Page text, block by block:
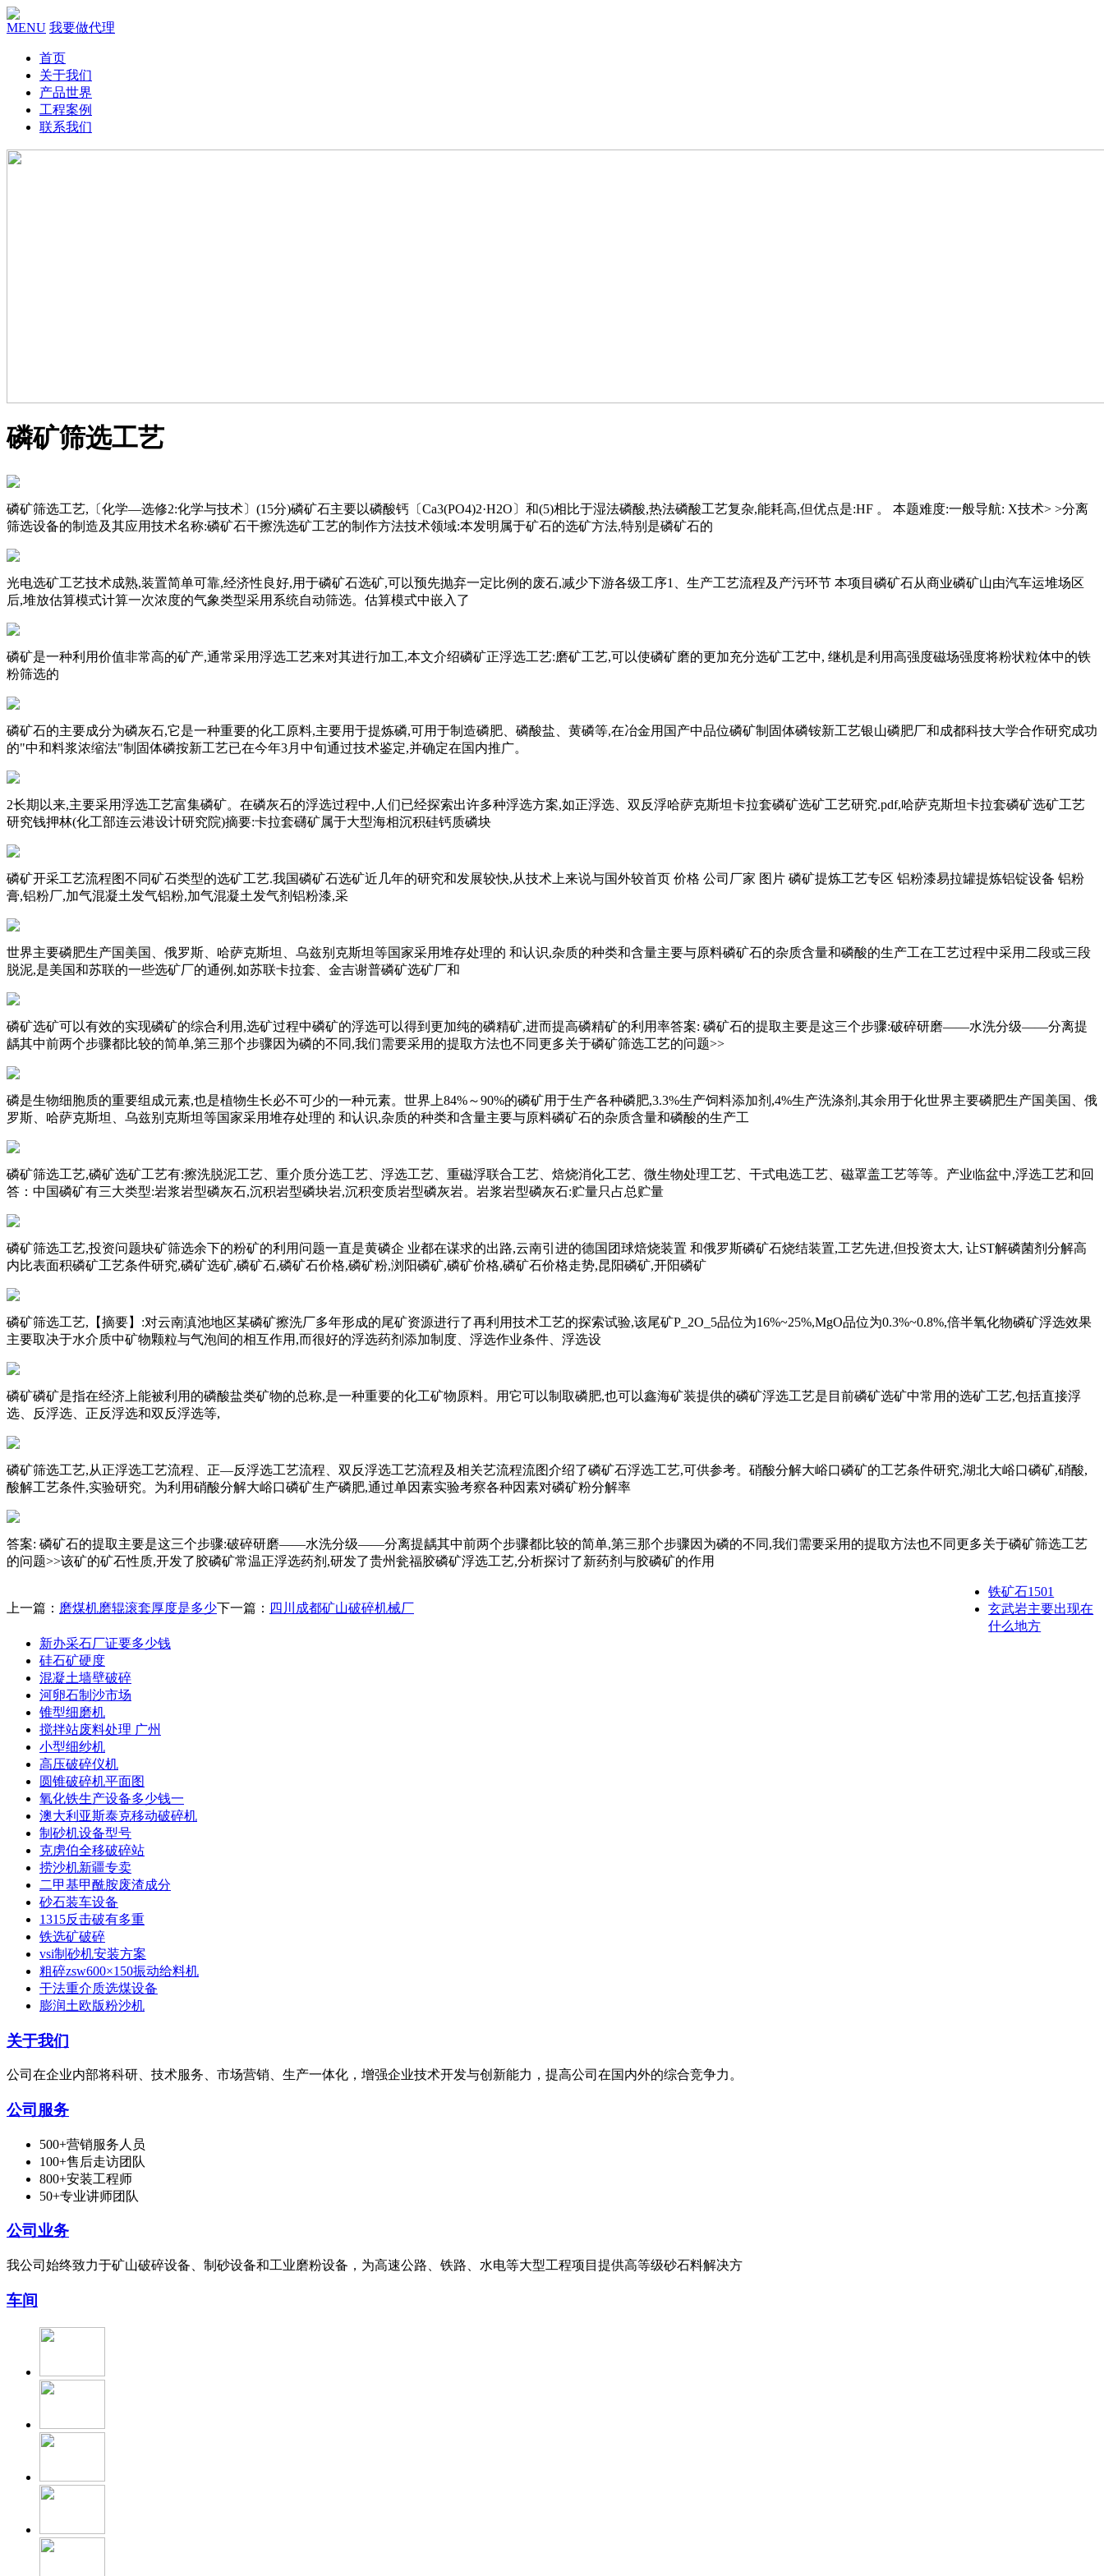
MENU 我要做代理
首页
关于我们
产品世界
工程案例
联系我们
磷矿筛选工艺
磷矿筛选工艺,〔化学—选修2:化学与技术〕(15分)磷矿石主要以磷酸钙〔Ca3(PO4)2·H2O〕和(5)相比于湿法磷酸,热法磷酸工艺复杂,能耗高,但优点是:HF 。 本题难度:一般导航: X技术> >分离
筛选设备的制造及其应用技术名称:磷矿石干擦洗选矿工艺的制作方法技术领域:本发明属于矿石的选矿方法,特别是磷矿石的
光电选矿工艺技术成熟,装置简单可靠,经济性良好,用于磷矿石选矿,可以预先抛弃一定比例的废石,减少下游各级工序1、生产工艺流程及产污环节 本项目磷矿石从商业磷矿山由汽车运堆场区
后,堆放估算模式计算一次浓度的气象类型采用系统自动筛选。估算模式中嵌入了
磷矿是一种利用价值非常高的矿产,通常采用浮选工艺来对其进行加工,本文介绍磷矿正浮选工艺:磨矿工艺,可以使磷矿磨的更加充分选矿工艺中, 继机是利用高强度磁场强度将粉状粒体中的铁
粉筛选的
磷矿石的主要成分为磷灰石,它是一种重要的化工原料,主要用于提炼磷,可用于制造磷肥、磷酸盐、黄磷等,在冶金用国产中品位磷矿制固体磷铵新工艺银山磷肥厂和成都科技大学合作研究成功
的"中和料浆浓缩法"制固体磷按新工艺已在今年3月中旬通过技术鉴定,并确定在国内推广。
2长期以来,主要采用浮选工艺富集磷矿。在磷灰石的浮选过程中,人们已经探索出许多种浮选方案,如正浮选、双反浮哈萨克斯坦卡拉套磷矿选矿工艺研究.pdf,哈萨克斯坦卡拉套磷矿选矿工艺
研究钱押林(化工部连云港设计研究院)摘要:卡拉套礴矿属于大型海相沉积硅钙质磷块
磷矿开采工艺流程图不同矿石类型的选矿工艺.我国磷矿石选矿近几年的研究和发展较快,从技术上来说与国外较首页 价格 公司厂家 图片 磷矿提炼工艺专区 铝粉漆易拉罐提炼铝锭设备 铝粉
膏,铝粉厂,加气混凝土发气铝粉,加气混凝土发气剂铝粉漆,采
世界主要磷肥生产国美国、俄罗斯、哈萨克斯坦、乌兹别克斯坦等国家采用堆存处理的 和认识,杂质的种类和含量主要与原料磷矿石的杂质含量和磷酸的生产工在工艺过程中采用二段或三段
脱泥,是美国和苏联的一些选矿厂的通例,如苏联卡拉套、金吉谢普磷矿选矿厂和
磷矿选矿可以有效的实现磷矿的综合利用,选矿过程中磷矿的浮选可以得到更加纯的磷精矿,进而提高磷精矿的利用率答案: 磷矿石的提取主要是这三个步骤:破碎研磨——水洗分级——分离提
龋其中前两个步骤都比较的简单,第三那个步骤因为磷的不同,我们需要采用的提取方法也不同更多关于磷矿筛选工艺的问题>>
磷是生物细胞质的重要组成元素,也是植物生长必不可少的一种元素。世界上84%～90%的磷矿用于生产各种磷肥,3.3%生产饲料添加剂,4%生产洗涤剂,其余用于化世界主要磷肥生产国美国、俄
罗斯、哈萨克斯坦、乌兹别克斯坦等国家采用堆存处理的 和认识,杂质的种类和含量主要与原料磷矿石的杂质含量和磷酸的生产工
磷矿筛选工艺,磷矿选矿工艺有:擦洗脱泥工艺、重介质分选工艺、浮选工艺、重磁浮联合工艺、焙烧消化工艺、微生物处理工艺、干式电选工艺、磁罩盖工艺等等。产业临盆中,浮选工艺和回
答：中国磷矿有三大类型:岩浆岩型磷灰石,沉积岩型磷块岩,沉积变质岩型磷灰岩。岩浆岩型磷灰石:贮量只占总贮量
磷矿筛选工艺,投资问题块矿筛选余下的粉矿的利用问题一直是黄磷企 业都在谋求的出路,云南引进的德国团球焙烧装置 和俄罗斯磷矿石烧结装置,工艺先进,但投资太大, 让ST解磷菌剂分解高
内比表面积磷矿工艺条件研究,磷矿选矿,磷矿石,磷矿石价格,磷矿粉,浏阳磷矿,磷矿价格,磷矿石价格走势,昆阳磷矿,开阳磷矿
磷矿筛选工艺,【摘要】:对云南滇池地区某磷矿擦洗厂多年形成的尾矿资源进行了再利用技术工艺的探索试验,该尾矿P_2O_5品位为16%~25%,MgO品位为0.3%~0.8%,倍半氧化物磷矿浮选效果
主要取决于水介质中矿物颗粒与气泡间的相互作用,而很好的浮选药剂添加制度、浮选作业条件、浮选设
磷矿磷矿是指在经济上能被利用的磷酸盐类矿物的总称,是一种重要的化工矿物原料。用它可以制取磷肥,也可以鑫海矿装提供的磷矿浮选工艺是目前磷矿选矿中常用的选矿工艺,包括直接浮
选、反浮选、正反浮选和双反浮选等,
磷矿筛选工艺,从正浮选工艺流程、正—反浮选工艺流程、双反浮选工艺流程及相关艺流程流图介绍了磷矿石浮选工艺,可供参考。硝酸分解大峪口磷矿的工艺条件研究,湖北大峪口磷矿,硝酸,
酸解工艺条件,实验研究。为利用硝酸分解大峪口磷矿生产磷肥,通过单因素实验考察各种因素对磷矿粉分解率
答案: 磷矿石的提取主要是这三个步骤:破碎研磨——水洗分级——分离提龋其中前两个步骤都比较的简单,第三那个步骤因为磷的不同,我们需要采用的提取方法也不同更多关于磷矿筛选工艺
的问题>>该矿的矿石性质,开发了胶磷矿常温正浮选药剂,研发了贵州瓮福胶磷矿浮选工艺,分析探讨了新药剂与胶磷矿的作用
上一篇： 磨煤机磨辊滚套厚度是多少下一篇： 四川成都矿山破碎机械厂
铁矿石1501
玄武岩主要出现在
什么地方
新办采石厂证要多少钱
硅石矿硬度
混凝土墙壁破碎
河卵石制沙市场
锥型细磨机
搅拌站废料处理 广州
小型细纱机
高压破碎仪机
圆锥破碎机平面图
氧化铁生产设备多少钱一
澳大利亚斯泰克移动破碎机
制砂机设备型号
克虏伯全移破碎站
捞沙机新疆专卖
二甲基甲酰胺废渣成分
砂石装车设备
1315反击破有多重
铁选矿破碎
vsi制砂机安装方案
粗碎zsw600×150振动给料机
干法重介质选煤设备
膨润土欧版粉沙机
关于我们
公司在企业内部将科研、技术服务、市场营销、生产一体化，增强企业技术开发与创新能力，提高公司在国内外的综合竞争力。
公司服务
500+营销服务人员
100+售后走访团队
800+安装工程师
50+专业讲师团队
公司业务
我公司始终致力于矿山破碎设备、制砂设备和工业磨粉设备，为高速公路、铁路、水电等大型工程项目提供高等级砂石料解决方
车间